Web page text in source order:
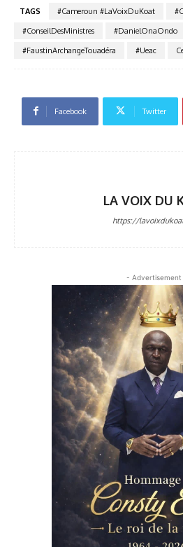
TAGS #Cameroun #LaVoixDuKoat
#ConseilDesMinistres
#DanielOnaOndo
#FaustinArchangeTouadéra
#Ueac
Facebook Twitter
LA VOIX DU
https://
- Advertisement